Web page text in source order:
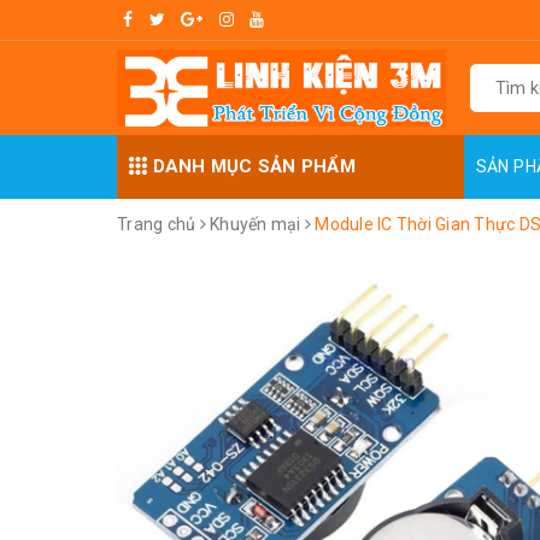
DANH MỤC SẢN PHẨM SẢN
Trang chủ Khuyến mại Module IC Thời Gian Thực